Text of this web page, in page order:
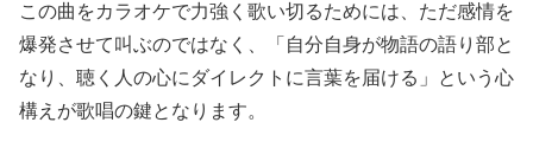
この曲をカラオケで力強く歌い切るためには、ただ感情を
爆発させて叫ぶのではなく、「自分自身が物語の語り部と
なり、聴く人の心にダイレクトに言葉を届ける」という心
構えが歌唱の鍵となります。